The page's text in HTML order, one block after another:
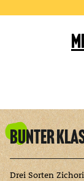
Bunter
Drei Sorten